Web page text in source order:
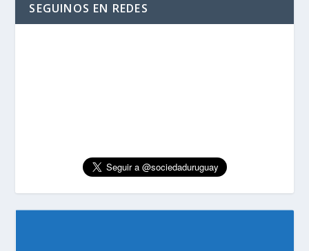
SEGUINOS EN REDES